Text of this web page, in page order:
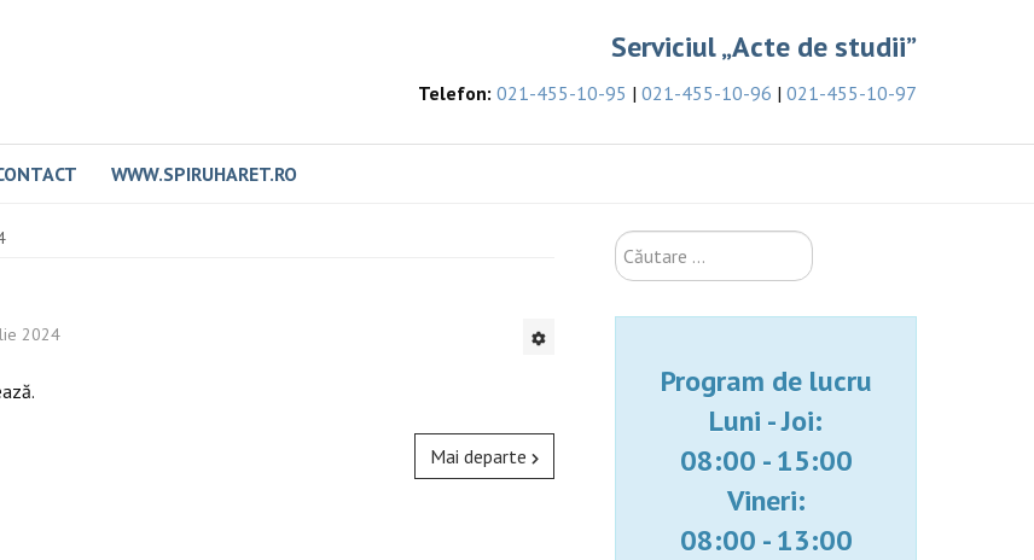
Serviciul „Acte de studii”
Telefon: 021-455-10-95 | 021-455-10-96 | 021-455-10-97
WWW.SPIRUHARET.RO
2024
Mai departe
Căutare
...
Program de lucru
Luni - Joi:
08:00 - 15:00
Vineri:
08:00 - 13:00